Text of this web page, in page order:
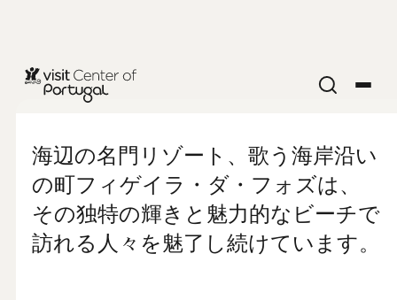
フィゲイラ・
ダ・フォズか
らナザレへ
海辺の名門リゾート、歌う海岸沿い
の町フィゲイラ・ダ・フォズは、
その独特の輝きと魅力的なビーチで
訪れる人々を魅了し続けています。